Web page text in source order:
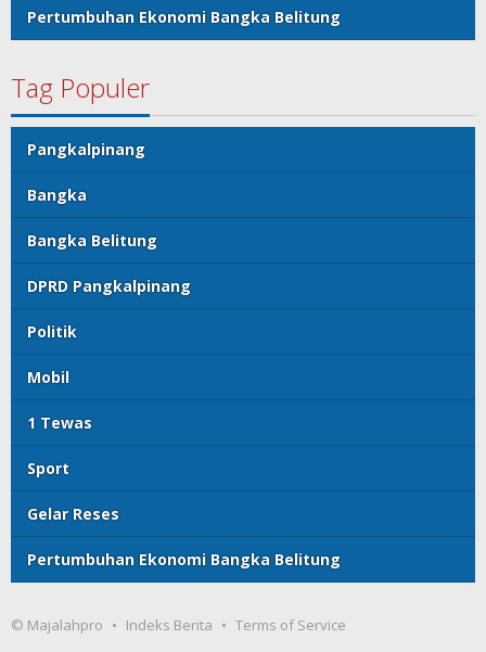
Pertumbuhan Ekonomi Bangka Belitung
Tag Populer
Pangkalpinang
Bangka
Bangka Belitung
DPRD Pangkalpinang
Politik
Mobil
1 Tewas
Sport
Gelar Reses
Pertumbuhan Ekonomi Bangka Belitung
© Majalahpro Indeks Berita Terms of Service